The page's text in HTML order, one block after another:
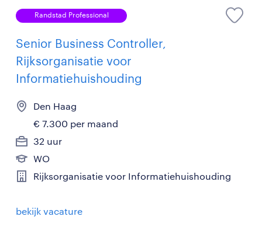
Randstad Professional
Senior Business Controller,
Rijksorganisatie voor
Informatiehuishouding
Den Haag
€ 7.300 per maand
32 uur
WO
Rijksorganisatie voor Informatiehuishouding
bekijk vacature